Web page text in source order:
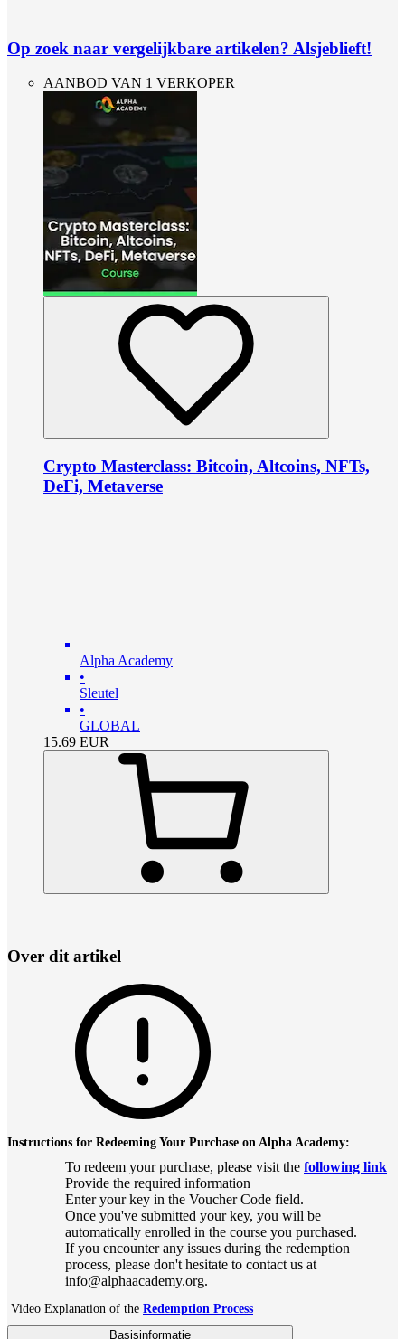
Op zoek naar vergelijkbare artikelen? Alsjeblieft!
AANBOD VAN 1 VERKOPER
Crypto Masterclass: Bitcoin, Altcoins, NFTs,
DeFi, Metaverse
Alpha Academy
•
Sleutel
•
GLOBAL
15.69 EUR
Over dit artikel
Instructions for Redeeming Your Purchase on Alpha Academy:
To redeem your purchase, please visit the following link
Provide the required information
Enter your key in the Voucher Code field.
Once you've submitted your key, you will be
automatically enrolled in the course you purchased.
If you encounter any issues during the redemption
process, please don't hesitate to contact us at
info@alphaacademy.org.
Video Explanation of the Redemption Process
Basisinformatie